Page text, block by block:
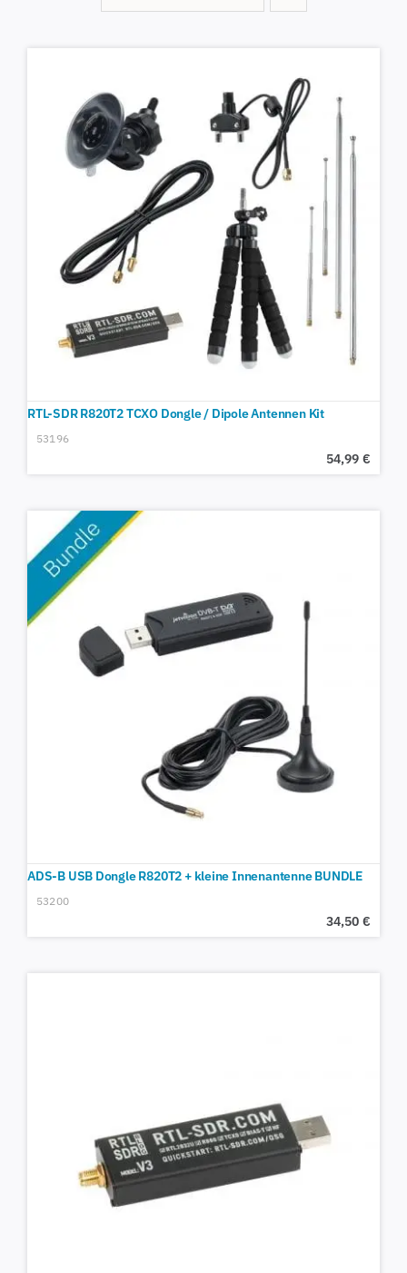
RTL-SDR R820T2 TCXO Dongle / Dipole Antennen Kit
53196
54,99 €
ADS-B USB Dongle R820T2 + kleine Innenantenne BUNDLE
53200
34,50 €